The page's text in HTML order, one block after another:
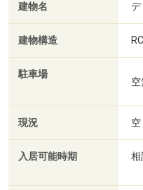
建物名 デ
建物構造 RC
駐車場
現況 空
入居可能時期 相